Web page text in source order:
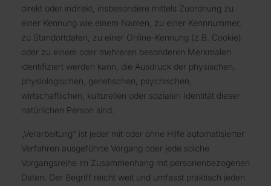
direkt oder indirekt, insbesondere mittels Zuordnung zu
einer Kennung wie einem Namen, zu einer Kennnummer,
zu Standortdaten, zu einer Online-Kennung (z.B. Cookie)
oder zu einem oder mehreren besonderen Merkmalen
identifiziert werden kann, die Ausdruck der physischen,
physiologischen, genetischen, psychischen,
wirtschaftlichen, kulturellen oder sozialen Identität dieser
natürlichen Person sind.
„Verarbeitung“ ist jeder mit oder ohne Hilfe automatisierter
Verfahren ausgeführte Vorgang oder jede solche
Vorgangsreihe im Zusammenhang mit personenbezogenen
Daten. Der Begriff reicht weit und umfasst praktisch jeden